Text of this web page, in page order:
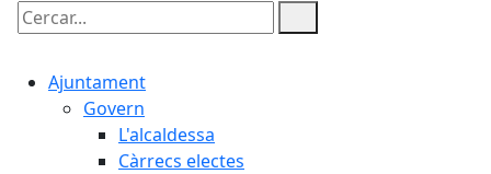
Cercar:
Ajuntament
Govern
L'alcaldessa
Càrrecs electes